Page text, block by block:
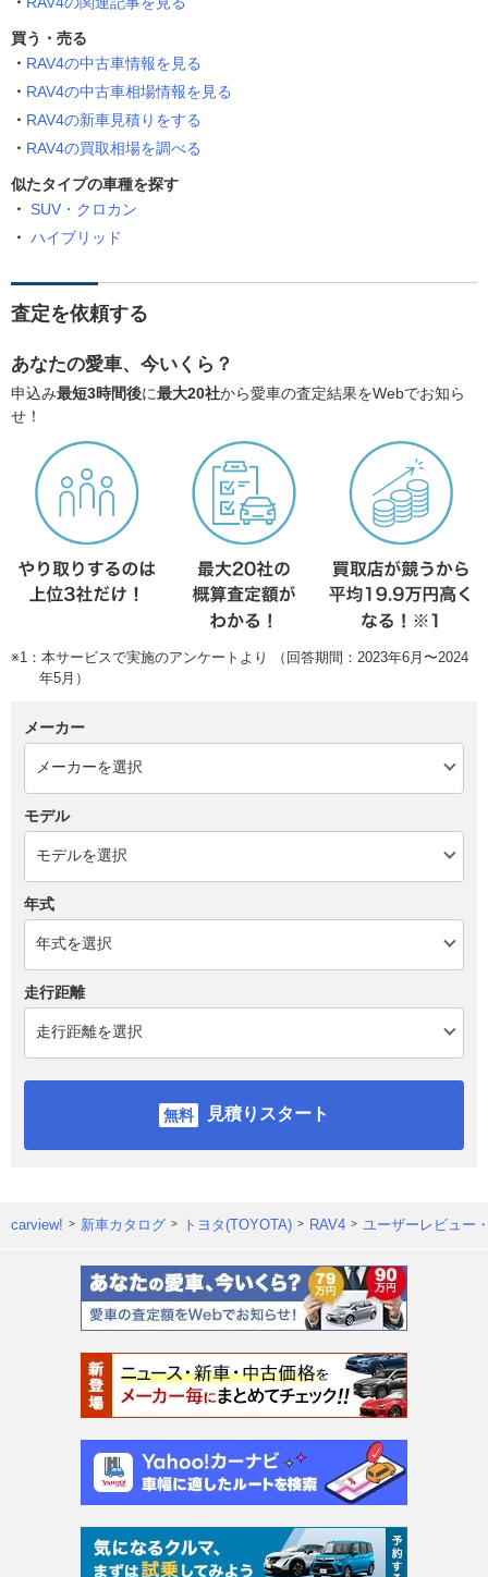
買う・売る
RAV4の中古車情報を見る
RAV4の中古車相場情報を見る
RAV4の新車見積りをする
RAV4の買取相場を調べる
似たタイプの車種を探す
SUV・クロカン
ハイブリッド
査定を依頼する
あなたの愛車、今いくら？
申込み最短3時間後に最大20社から愛車の査定結果をWebでお知ら
せ！
※1：本サービスで実施のアンケートより （回答期間：2023年6月〜2024
年5月）
メーカー
モデル
年式
走行距離
見積りスタート
carview! 新車カタログ トヨタ(TOYOTA) RAV4 ユーザーレビュー